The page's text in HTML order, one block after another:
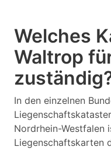
Welches
Waltrop
In den einzelnen
Nordrhein-Westfalen
Liegenschaftskarten